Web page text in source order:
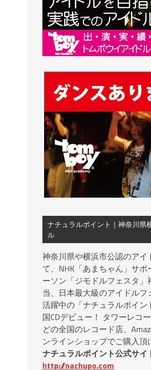
ナチュラルポイント｜神奈川県
ル
神奈川県や横浜市公認のアイ
て、NHK「あまちゃん」サポ
ーソン「ジモドルフェスタ」
当、日本最大級のアイドルフ
活躍中の「ナチュラルポイン
国CDデビュー！ タワーレコ
どの全国のレコード店、
ンラインショップでご購入頂
ナチュラルポイント公式サイ
http://nachupo.com